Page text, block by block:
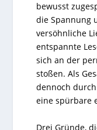
bewusst
die Spannung
versöhnliche
entspannte
sich an der
stoßen. Als
dennoch
eine spürbare
Drei Gründe,